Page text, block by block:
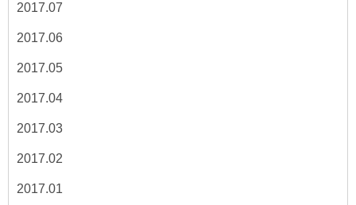
2017.07
2017.06
2017.05
2017.04
2017.03
2017.02
2017.01